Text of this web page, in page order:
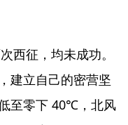
西征，均未成功。
建立自己的密营坚
至零下 40℃，北风